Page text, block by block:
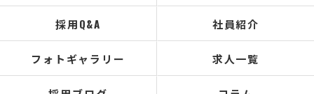
採用Q&A 社員紹介
フォトギャラリー 求人一覧